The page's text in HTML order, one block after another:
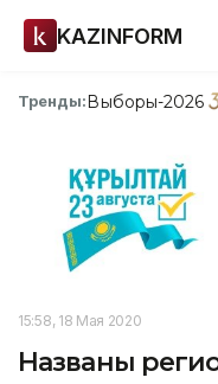
KAZINFORM
Тренды:Выборы-2026
15:58, 18 Мая 2020
Названы